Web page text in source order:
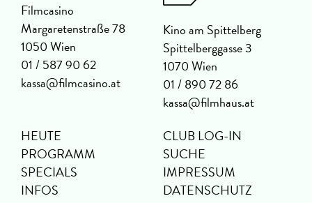
Filmcasino
Margaretenstraße 78
1050 Wien
01 / 587 90 62
kassa@filmcasino.at
Kino am Spittelberg
Spittelberggasse 3
1070 Wien
01 / 890 72 86
kassa@filmhaus.at
HEUTE
PROGRAMM
SPECIALS
INFOS
CLUB LOG-IN
SUCHE
IMPRESSUM
DATENSCHUTZ